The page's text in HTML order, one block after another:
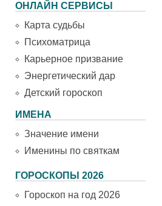
ОНЛАЙН СЕРВИСЫ
Карта судьбы
Психоматрица
Карьерное призвание
Энергетический дар
Детский гороскоп
ИМЕНА
Значение имени
Именины по святкам
ГОРОСКОПЫ 2026
Гороскоп на год 2026